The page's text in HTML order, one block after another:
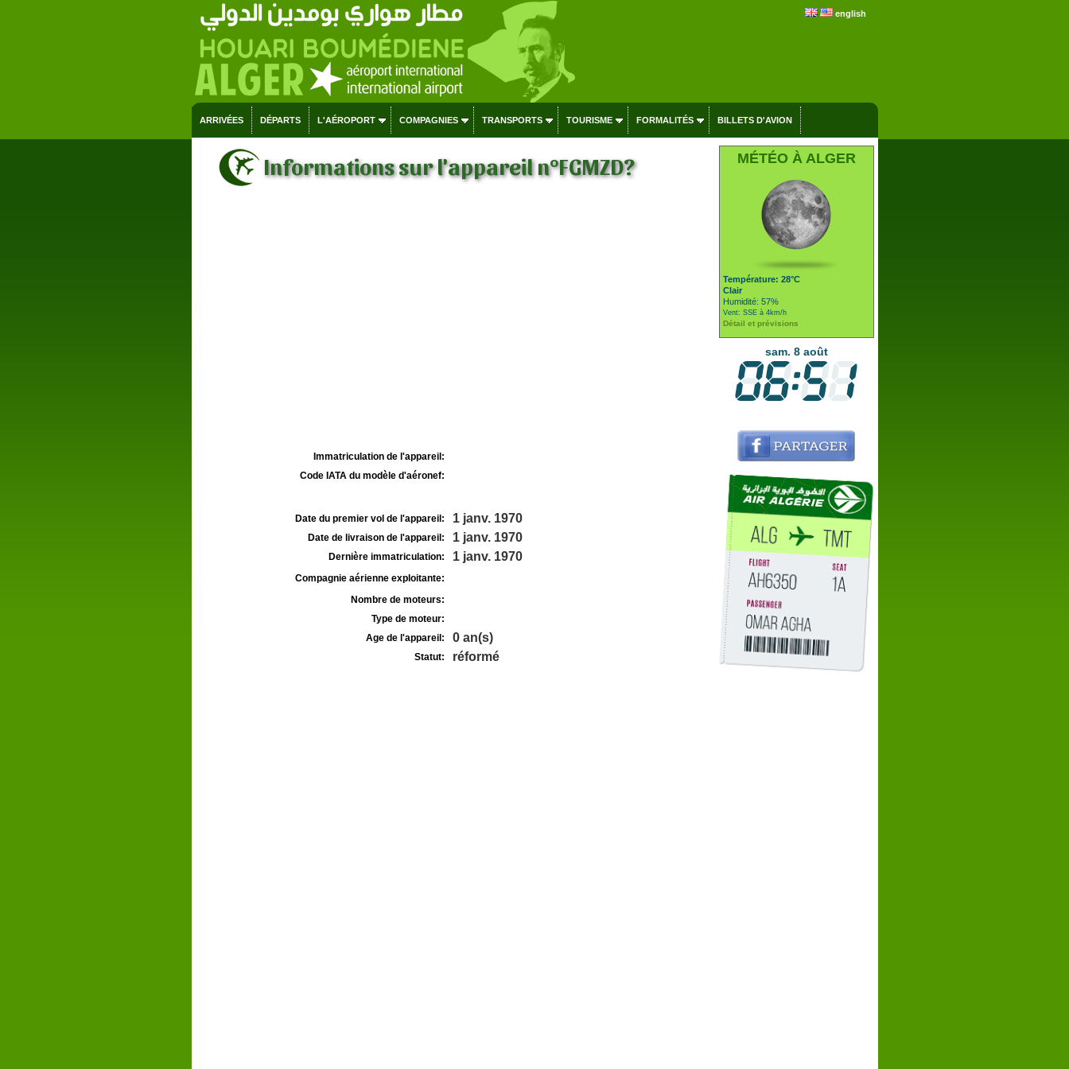
english
ARRIVÉES DÉPARTS L'AÉROPORT COMPAGNIES TRANSPORTS TOURISME FORMALITÉS BILLETS D'AVION
Informations sur l'appareil n°FGMZD?
Immatriculation de l'appareil:
Code IATA du modèle d'aéronef:
Date du premier vol de l'appareil: 1 janv. 1970
Date de livraison de l'appareil: 1 janv. 1970
Dernière immatriculation: 1 janv. 1970
Compagnie aérienne exploitante:
Nombre de moteurs:
Type de moteur:
Age de l'appareil:
0 an(s)
Statut: réformé
MÉTÉO À ALGER
Température: 28°C
Clair
Humidité: 57%
Vent: SSE à 4km/h
Détail et prévisions
sam. 8 août